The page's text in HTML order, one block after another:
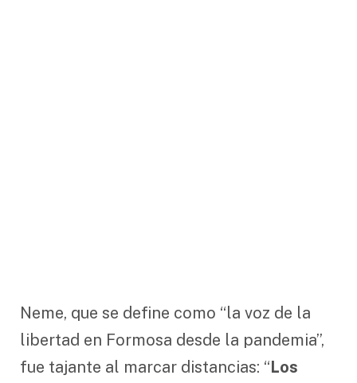
Neme, que se define como “la voz de la
libertad en Formosa desde la pandemia”,
fue tajante al marcar distancias: “Los